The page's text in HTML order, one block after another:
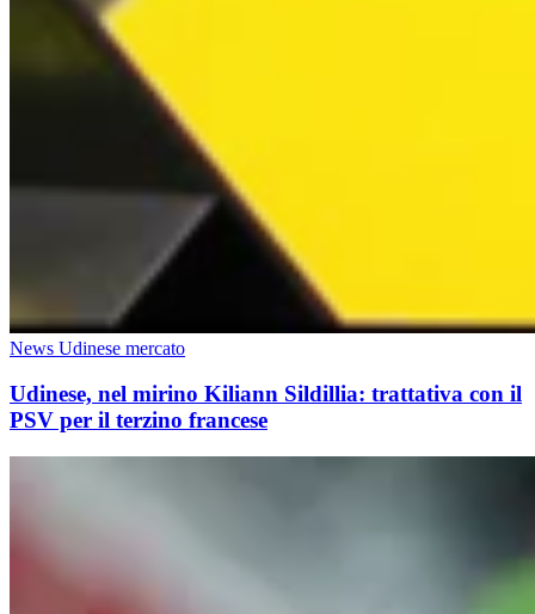
News Udinese mercato
Udinese, nel mirino Kiliann Sildillia: trattativa con il
PSV per il terzino francese